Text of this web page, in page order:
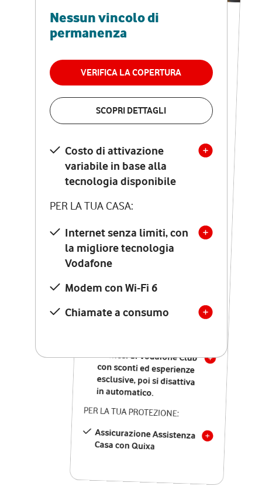
Nessun vincolo di
permanenza
VERIFICA LA COPERTURA
SCOPRI DETTAGLI
Costo di attivazione
variabile in base alla
tecnologia disponibile
PER LA TUA CASA:
Internet senza limiti, con
la migliore tecnologia
Vodafone
Modem con Wi-Fi 6
Chiamate a consumo
RETE FISSA + VODAFONE CLUB
29,95€
permanenza
VERIFICA LA COPERTURA
Costo di attivazione
variabile in base alla
tecnologia disponibile
PER LA TUA CASA:
Internet senza limiti, con
la migliore tecnologia
Vodafone
Modem Seven con Wi-Fi 7
Chiamate illimitate verso
numeri fissi e mobili
nazionali
12 mesi di Vodafone Club
con sconti ed esperienze
esclusive, poi si disattiva
in automatico.
PER LA TUA PROTEZIONE:
Assicurazione Assistenza
Casa con Quixa